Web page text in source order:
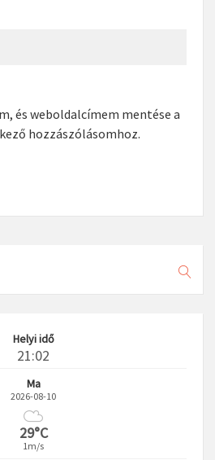
és weboldalcímem mentése a
hozzászólásomhoz.
Helyi idő
21:02
Ma
2026-08-10
29°C
1m/s